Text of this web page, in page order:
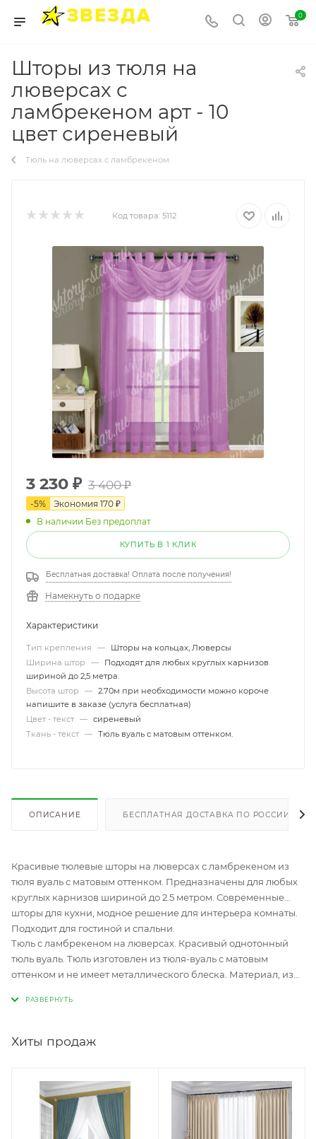
0
Шторы из тюля на
люверсах с
ламбрекеном арт - 10
цвет сиреневый
Тюль на люверсах с ламбрекеном
Код товара: 5112
3 230 ₽ 3 400₽
-5% Экономия 170 ₽
В наличии Без предоплат
КУПИТЬ В 1 КЛИК
Бесплатная доставка! Оплата после получения!
Намекнуть о подарке
Характеристики
Тип крепления —
Шторы на кольцах, Люверсы
Ширина штор
—
Подходят для любых круглых карнизов
шириной до 2,5 метра.
Высота штор
— 2.70м при необходимости можно короче
напишите в заказе (услуга бесплатная)
Цвет - текст — сиреневый
Ткань - текст — Тюль вуаль с матовым оттенком.
ОПИСАНИЕ БЕСПЛАТНАЯ ДОСТАВКА ПО РОССИИ
Красивые тюлевые шторы на люверсах с ламбрекеном из
тюля вуаль с матовым оттенком. Предназначены для любых
круглых карнизов шириной до 2.5 метром. Современные
шторы для кухни, модное решение для интерьера комнаты.
Подходит для гостиной и спальни.
Тюль с ламбрекеном на люверсах. Красивый однотонный
тюль вуаль. Тюль изготовлен из тюля-вуаль с матовым
оттенком и не имеет металлического блеска. Материал, из
очень красиво ложится в складках при драпировке.
комнат и круглых карнизов для штор. Тюль вуаль прекрасно
можно золотых, напишите в комментариях при оформлении
заказа) внутренним диаметром 35 мм и подходят
практически ко все видам круглых карнизов. По вашему
желанию можно подшить тюль по высоте, для этого укажите
Хиты продаж